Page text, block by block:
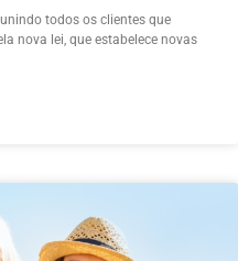
todos os clientes que
nova lei, que estabelece novas